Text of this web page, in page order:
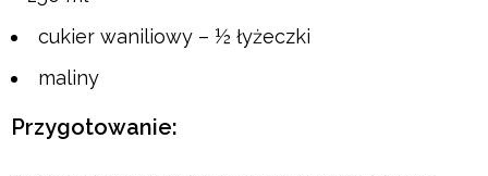
cukier waniliowy – ½ łyżeczki
maliny
Przygotowanie: